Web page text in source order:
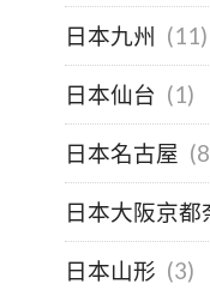
日本九州 (11)
日本仙台 (1)
日本名古屋
日本大阪京都
日本山形 (3)